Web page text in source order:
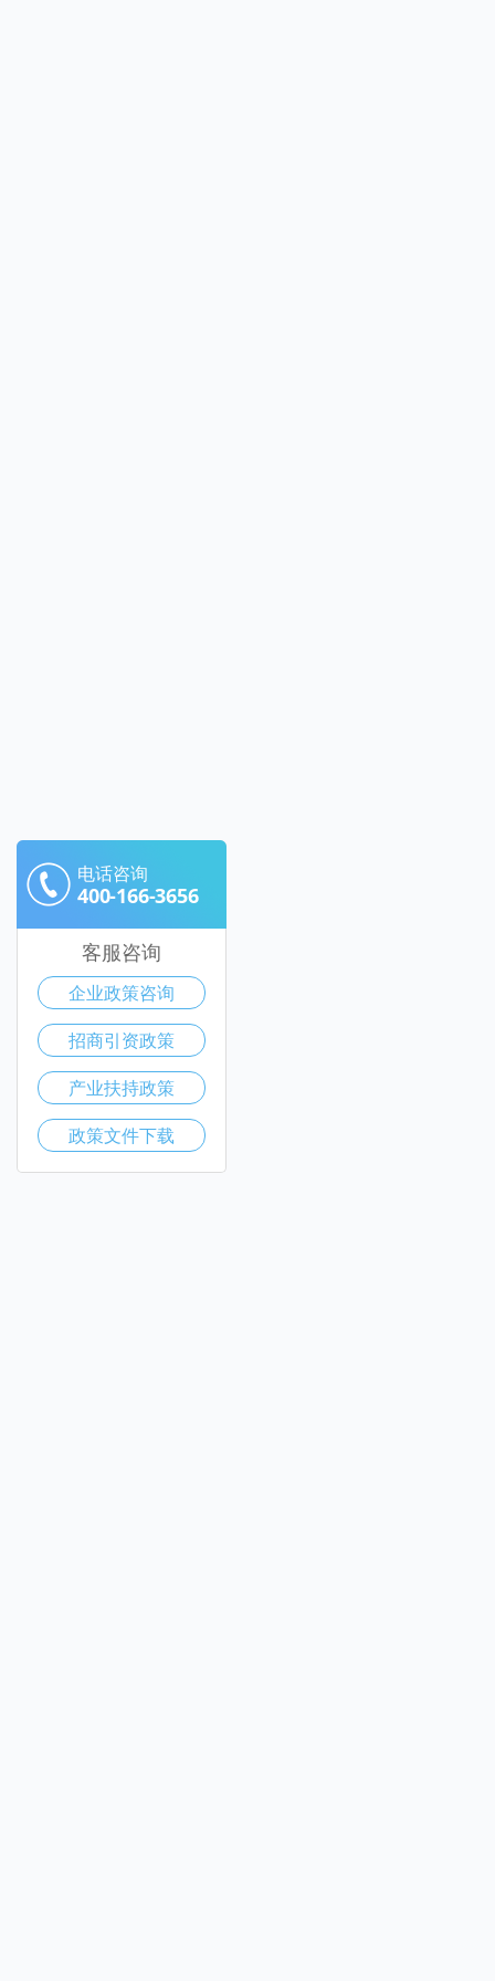
电话咨询
400-166-3656
客服咨询
企业政策咨询
招商引资政策
产业扶持政策
政策文件下载